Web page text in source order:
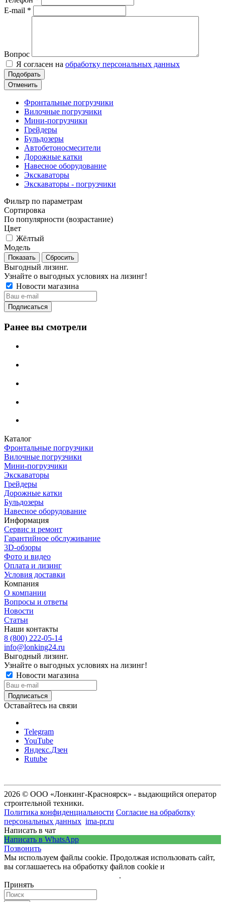
E-mail *
Вопрос
Я согласен на обработку персональных данных
Отменить
Фронтальные погрузчики
Вилочные погрузчики
Мини-погрузчики
Грейдеры
Бульдозеры
Автобетоносмесители
Дорожные катки
Навесное оборудование
Экскаваторы
Экскаваторы - погрузчики
Фильтр по параметрам
Сортировка
По популярности (возрастание)
Цвет
Жёлтый
Модель
Сбросить
Выгодный лизинг.
Узнайте о выгодных условиях на лизинг!
Новости магазина
Ранее вы смотрели
Каталог
Фронтальные погрузчики
Вилочные погрузчики
Мини-погрузчики
Экскаваторы
Грейдеры
Дорожные катки
Бульдозеры
Навесное оборудование
Информация
Сервис и ремонт
Гарантийное обслуживание
3D-обзоры
Фото и видео
Оплата и лизинг
Условия доставки
Компания
О компании
Вопросы и ответы
Новости
Статьи
Наши контакты
8 (800) 222-05-14
info@lonking24.ru
Выгодный лизинг.
Узнайте о выгодных условиях на лизинг!
Новости магазина
Оставайтесь на связи
Telegram
YouTube
Яндекс.Дзен
Rutube
2026 © ООО «Лонкинг-Красноярск» - выдающийся оператор
строительной техники.
Политика конфиденциальности Согласие на обработку
персональных данных ima-pr.ru
Написать в чат
Написать в WhatsApp
Позвонить
Мы используем файлы cookie. Продолжая использовать сайт,
вы соглашаетесь на обработку файлов cookie и
.
Принять